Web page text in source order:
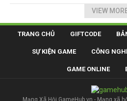
VIEW
TRANG CHỦ GIFTCODE
SỰ KIỆN GAME CÔNG
GAME ONLINE